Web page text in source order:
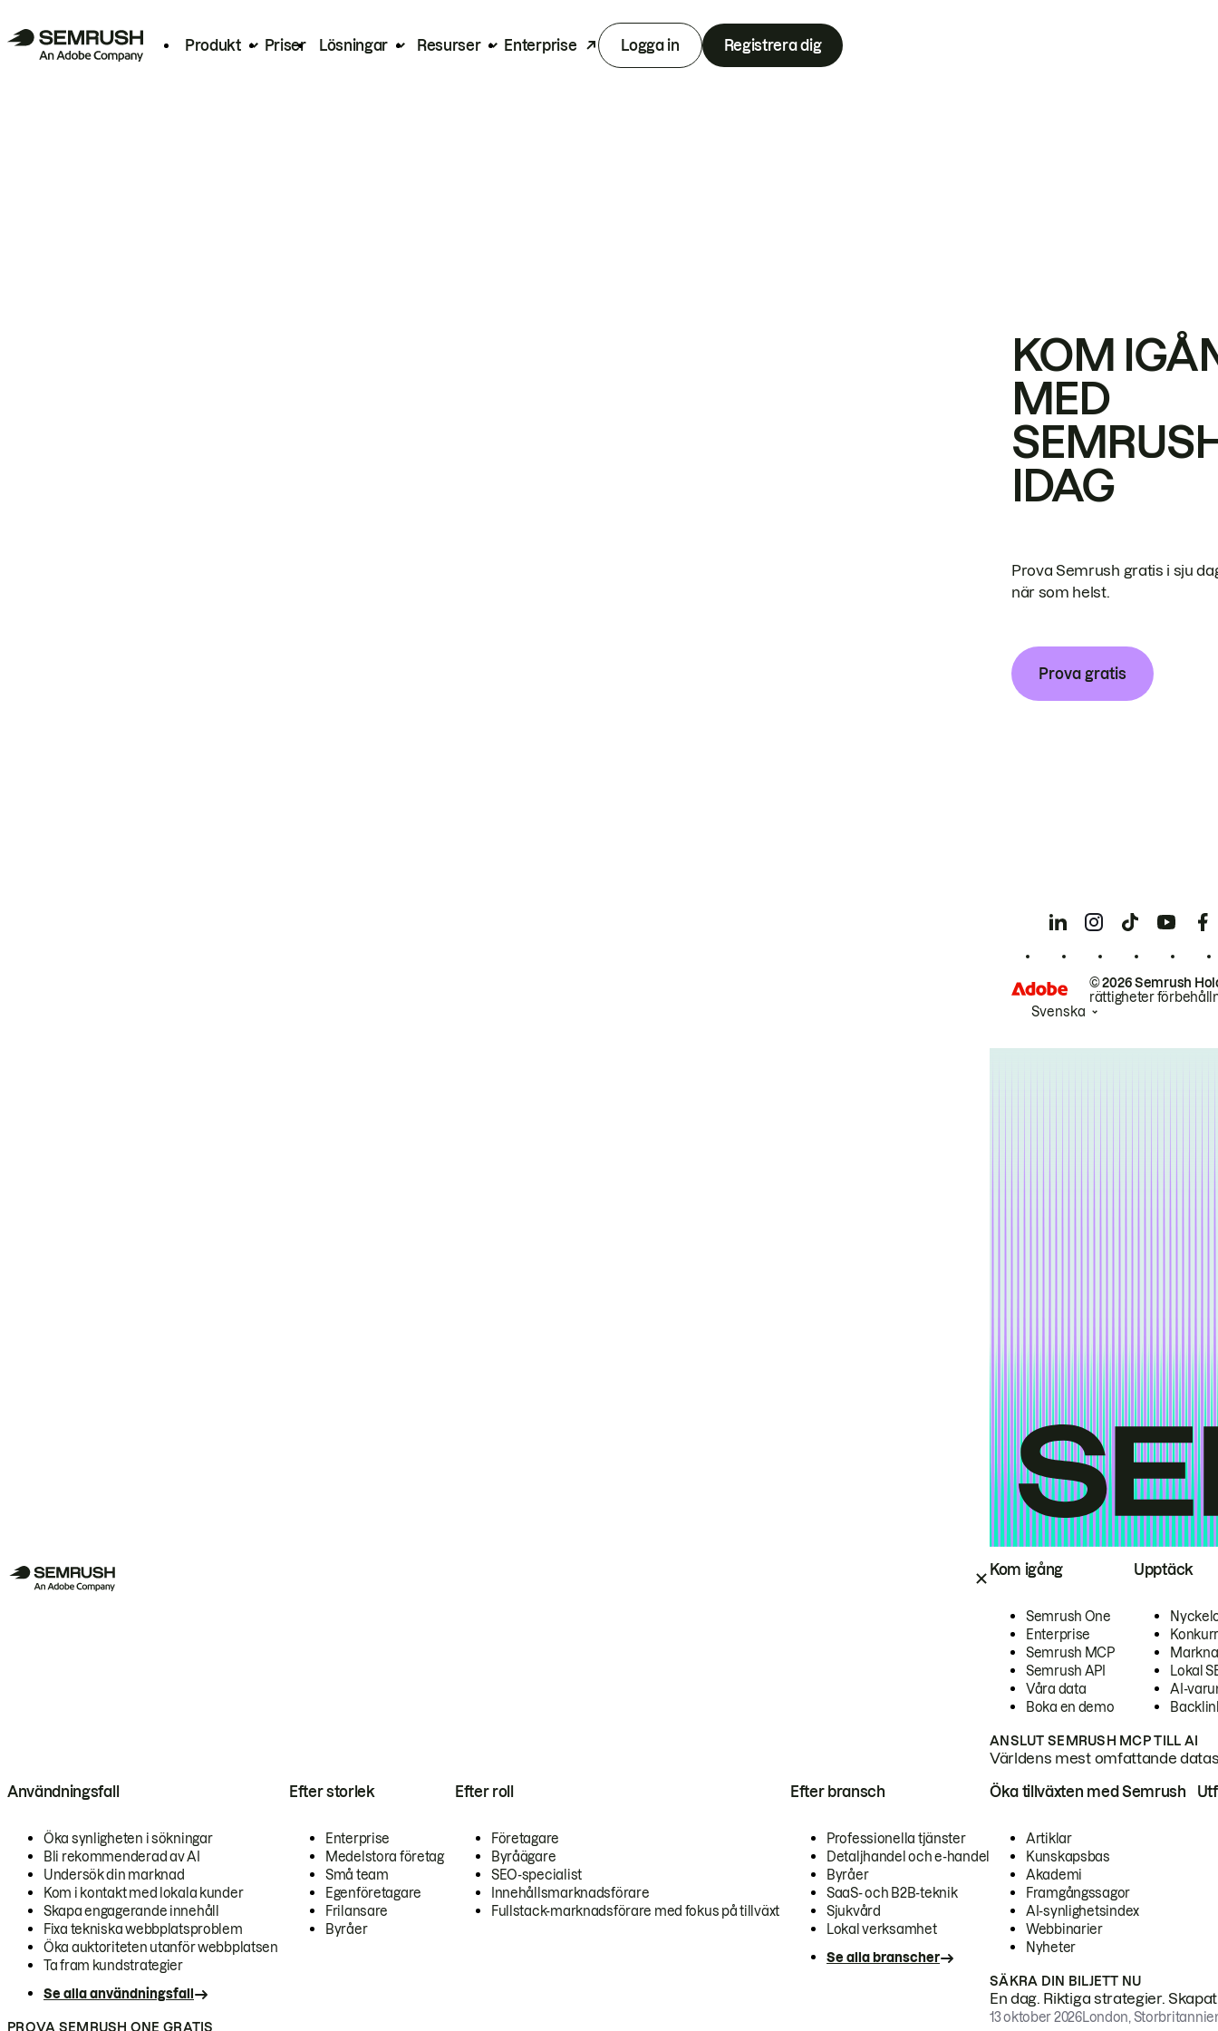
Produkt Priser Lösningar Resurser Enterprise Logga in Registrera dig
Kom igång
Semrush One
Enterprise
Semrush MCP
Semrush API
Våra data
Boka en demo
Upptäck
Lokal
AI-
ANSLUT SEMRUSH MCP TILL AI
Världens mest omfattande
Användningsfall
Öka synligheten i sökningar
Bli rekommenderad av AI
Undersök din marknad
Kom i kontakt med lokala kunder
Skapa engagerande innehåll
Fixa tekniska webbplatsproblem
Öka auktoriteten utanför webbplatsen
Ta fram kundstrategier
Se alla användningsfall
Efter storlek
Enterprise
Medelstora företag
Små team
Egenföretagare
Frilansare
Byråer
Efter roll
Företagare
Byråägare
SEO-specialist
Innehållsmarknadsförare
Fullstack-marknadsförare med fokus på tillväxt
Efter bransch
Professionella tjänster
Detaljhandel och e-handel
Byråer
SaaS- och B2B-teknik
Sjukvård
Lokal verksamhet
Se alla branscher
PROVA SEMRUSH ONE GRATIS
Öka tillväxten med Semrush
Artiklar
Kunskapsbas
Akademi
Framgångssagor
AI-synlighetsindex
Webbinarier
Nyheter
SÄKRA DIN BILJETT NU
En dag. Riktiga strategier.
13 oktober 2026London,
KOM
MED
IDAG
Prova Semrush gratis i sju
när som helst.
Prova gratis
© 2026 Semrush
rättigheter
Svenska